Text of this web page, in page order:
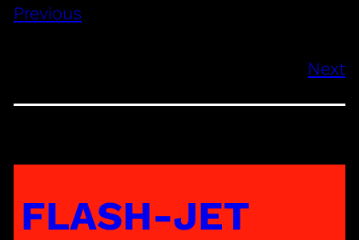
Previous
Next
FLASH-JET